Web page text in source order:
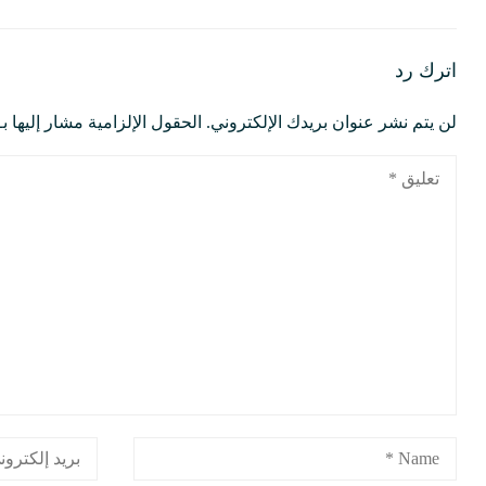
اترك رد
لن يتم نشر عنوان بريدك الإلكتروني. الحقول الإلزامية مشار إليها